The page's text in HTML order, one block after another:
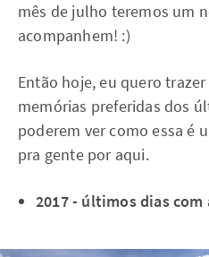
mês de julho teremos um
acompanhem! :)
Então hoje, eu quero
memórias preferidas dos
poderem ver como essa é
pra gente por aqui.
2017 - últimos dias